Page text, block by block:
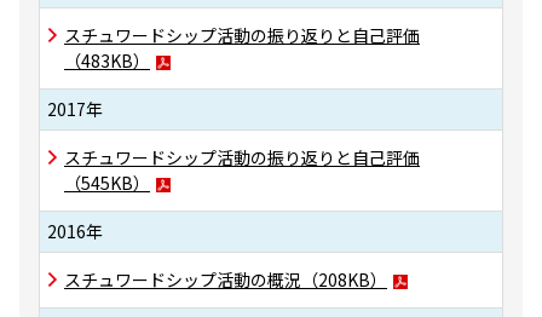
スチュワードシップ活動の振り返りと自己評価
（483KB）
2017年
スチュワードシップ活動の振り返りと自己評価
（545KB）
2016年
スチュワードシップ活動の概況（208KB）